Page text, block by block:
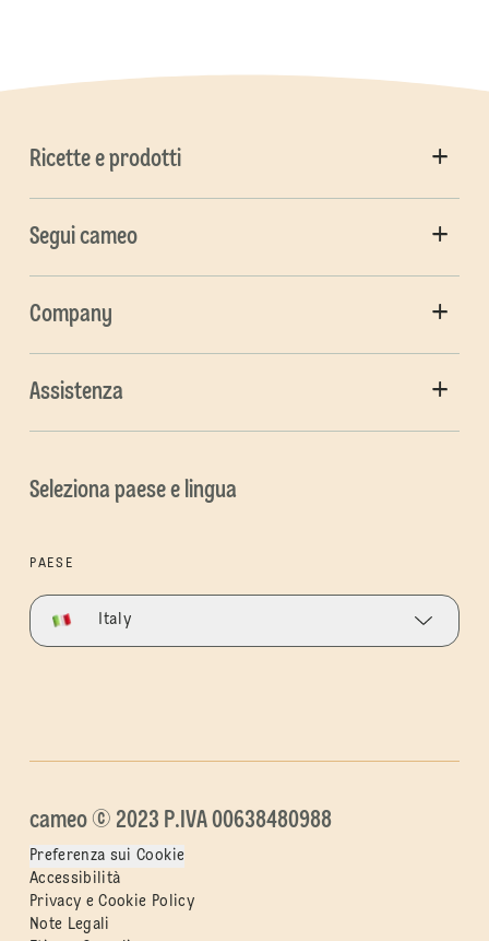
Ricette e prodotti
Segui cameo
Company
Assistenza
Seleziona paese e lingua
PAESE
Italy
cameo © 2023 P.IVA 00638480988
Preferenza sui Cookie
Accessibilità
Privacy e Cookie Policy
Note Legali